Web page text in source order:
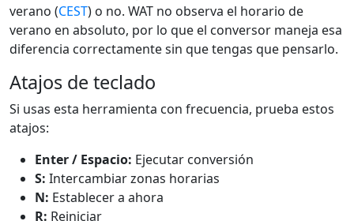
verano (CEST) o no. WAT no observa el horario de
verano en absoluto, por lo que el conversor maneja esa
diferencia correctamente sin que tengas que pensarlo.
Atajos de teclado
Si usas esta herramienta con frecuencia, prueba estos
atajos:
Enter / Espacio: Ejecutar conversión
S: Intercambiar zonas horarias
N: Establecer a ahora
R: Reiniciar